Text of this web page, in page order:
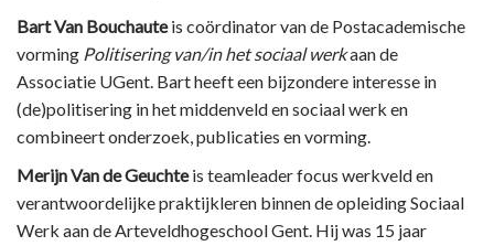
Bart Van Bouchauteis coördinator van de Postacademische
vorming Politisering van/in het sociaal werkaan de
Associatie UGent. Bart heeft een bijzondere interesse in
(de)politisering in het middenveld en sociaal werk en
combineert onderzoek, publicaties en vorming.
Merijn Van de Geuchteis teamleader focus werkveld en
verantwoordelijke praktijkleren binnen de opleiding Sociaal
Werk aan de Arteveldhogeschool Gent. Hij was 15 jaar